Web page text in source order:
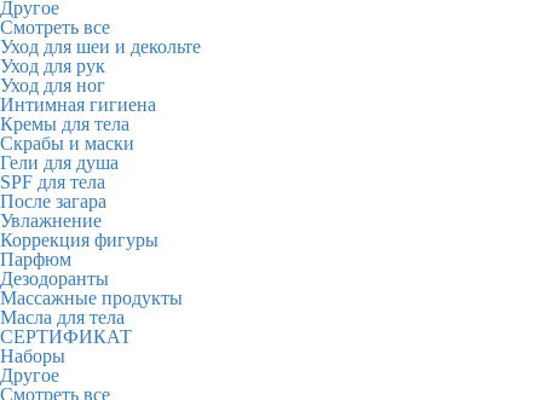
Другое
Смотреть все
Уход для шеи и декольте
Уход для рук
Уход для ног
Интимная гигиена
Кремы для тела
Скрабы и маски
Гели для душа
SPF для тела
После загара
Увлажнение
Коррекция фигуры
Парфюм
Дезодоранты
Массажные продукты
Масла для тела
СЕРТИФИКАТ
Наборы
Другое
Смотреть все